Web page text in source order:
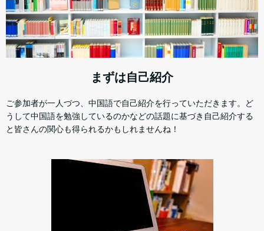
まずは自己紹介
ご参加者が一人づつ、中国語で自己紹介を行っていただきます。ど
うして中国語を勉強しているのかなどの話題に基づき自己紹介する
と皆さんの関心も得られるかもしれませんね！